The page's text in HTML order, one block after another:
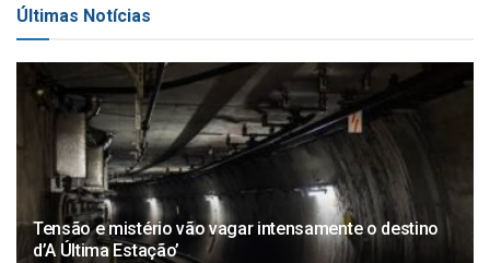
Últimas Notícias
Tensão e mistério vão vagar intensamente o destino
d’A Última Estação’